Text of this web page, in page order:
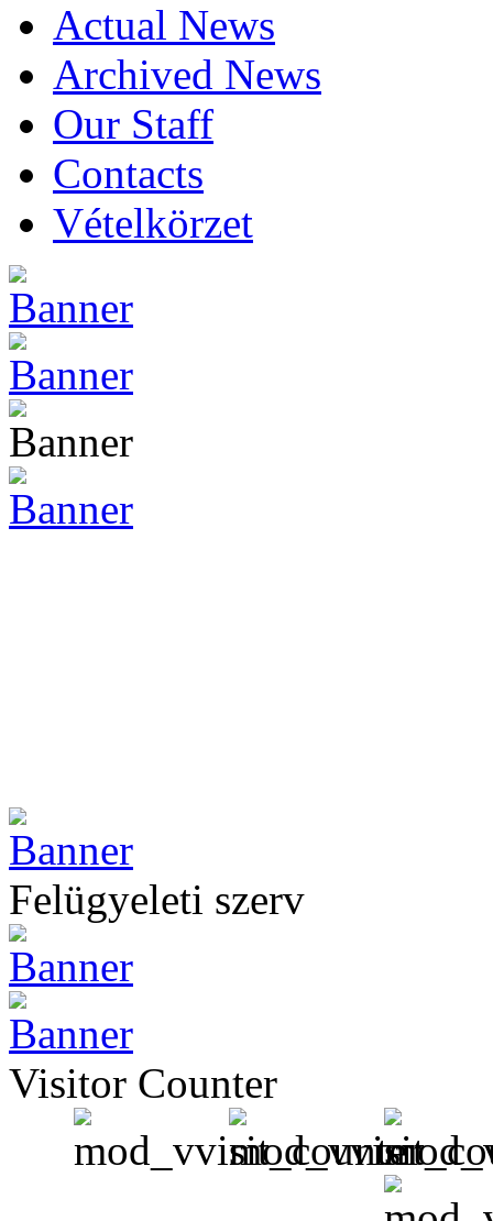
Actual News
Archived News
Our Staff
Contacts
Vételkörzet
Felügyeleti szerv
Visitor Counter